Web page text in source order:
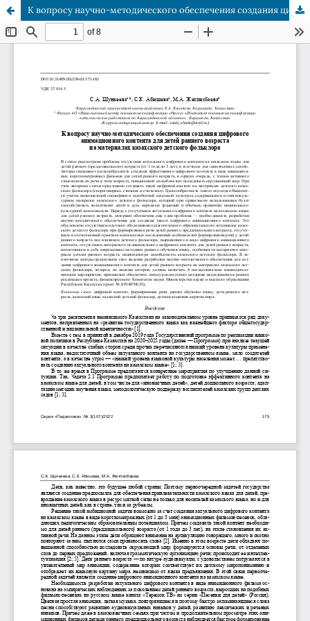
К вопросу научно-методического обеспечения создания цифрового анимационного контента для детей раннего возраста на материалах казахского детского фольклора